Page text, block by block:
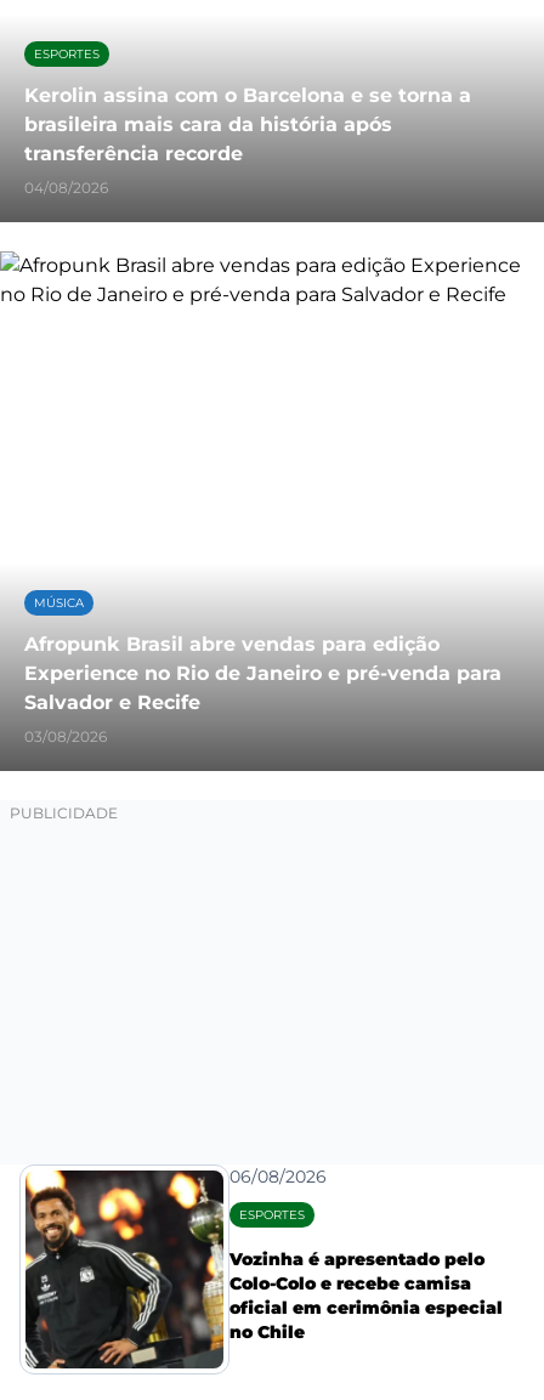
ESPORTES
Kerolin assina com o Barcelona e se torna a
brasileira mais cara da história após
transferência recorde
04/08/2026
MÚSICA
Afropunk Brasil abre vendas para edição
Experience no Rio de Janeiro e pré-venda para
Salvador e Recife
03/08/2026
06/08/2026
ESPORTES
Vozinha é apresentado pelo
Colo-Colo e recebe camisa
oficial em cerimônia especial
no Chile